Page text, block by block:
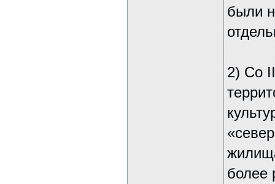
были
2) Со
более